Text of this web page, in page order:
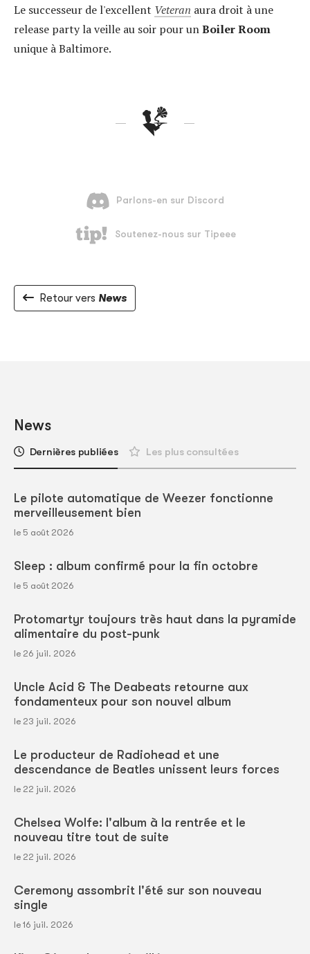
Le successeur de l'excellent Veteran aura droit à une
release party la veille au soir pour unBoiler Room
unique à Baltimore.
Retour vers News
News
Dernières publiées Les plus consultées
Le pilote automatique de Weezer fonctionne
merveilleusement bien
le 5 août 2026
Sleep : album confirmé pour la fin octobre
le 5 août 2026
Protomartyr toujours très haut dans la pyramide
alimentaire du post-punk
le 26 juil. 2026
Uncle Acid & The Deabeats retourne aux
fondamenteux pour son nouvel album
le 23 juil. 2026
Le producteur de Radiohead et une
descendance de Beatles unissent leurs forces
le 22 juil. 2026
Chelsea Wolfe: l'album à la rentrée et le
nouveau titre tout de suite
le 22 juil. 2026
Ceremony assombrit l'été sur son nouveau
single
le 16 juil. 2026